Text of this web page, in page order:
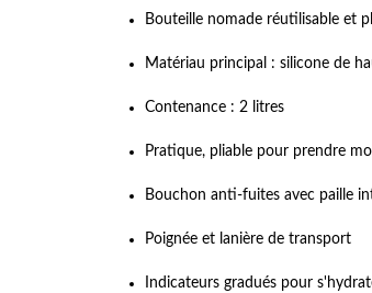
Bouteille nomade réutilisable et
Matériau principal : silicone de
Contenance : 2 litres
Pratique, pliable pour prendre
Bouchon anti-fuites avec paille
Poignée et lanière de transport
Indicateurs gradués pour